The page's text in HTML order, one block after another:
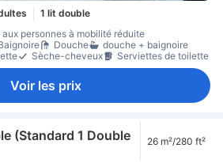
1 lit double
personnes à mobilité réduite
Douche
douche + baignoire
Sèche-cheveux Serviettes de toilette
Voir les prix
(Standard 1 Double
26 m²/280 ft²